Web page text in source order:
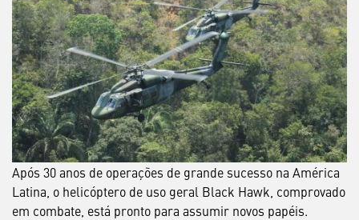
Após 30 anos de operações de grande sucesso na América
Latina, o helicóptero de uso geral Black Hawk, comprovado
em combate, está pronto para assumir novos papéis.